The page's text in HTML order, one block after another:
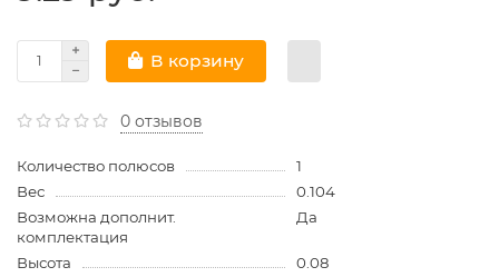
В корзину
0 отзывов
Количество полюсов
1
Вес
0.104
Возможна дополнит.
комплектация
Да
Высота
0.08